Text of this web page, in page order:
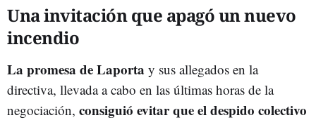
Una invitación que apagó un nuevo
incendio
La promesa de Laporta y sus allegados en la
directiva, llevada a cabo en las últimas horas de la
negociación, consiguió evitar que el despido colectivo